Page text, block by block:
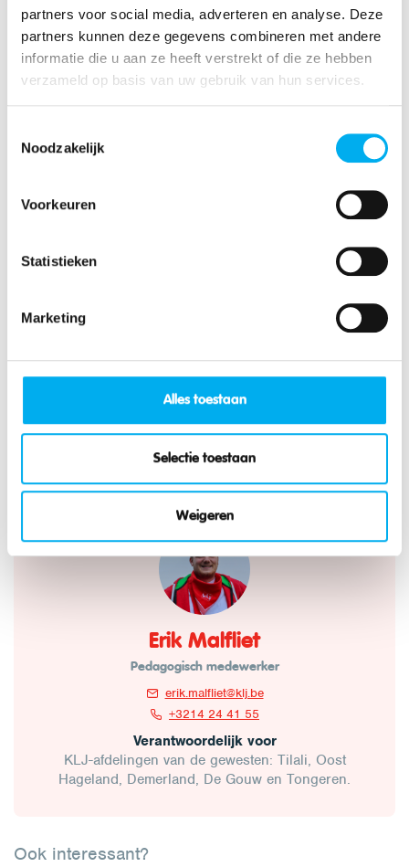
partners voor social media, adverteren en analyse. Deze
partners kunnen deze gegevens combineren met andere
informatie die u aan ze heeft verstrekt of die ze hebben
verzameld op basis van uw gebruik van hun services.
Noodzakelijk
Voorkeuren
Statistieken
Marketing
Alles toestaan
Selectie toestaan
Weigeren
Oost-Vlaanderen
Vlaams-Brabant
West-Vlaanderen
Vanaf wanneer mogen we je contacteren?
Dit is een verplicht veld.
Dit is een verplicht veld.
Vragen?
Erik Malfliet
Pedagogisch medewerker
erik.malfliet@klj.be
+3214 24 41 55
Verantwoordelijk voor
KLJ-afdelingen van de gewesten: Tilali, Oost
Hageland, Demerland, De Gouw en Tongeren.
Ook interessant?